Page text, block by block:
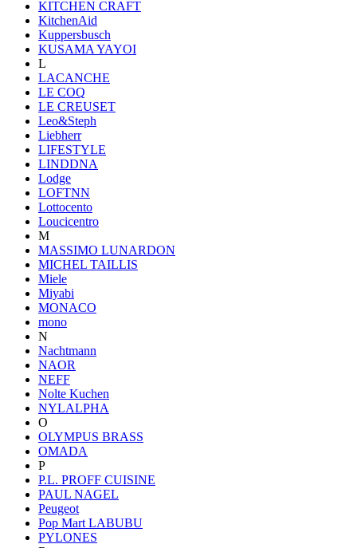
KITCHEN CRAFT
KitchenAid
Kuppersbusch
KUSAMA YAYOI
L
LACANCHE
LE COQ
LE CREUSET
Leo&Steph
Liebherr
LIFESTYLE
LINDDNA
Lodge
LOFTNN
Lottocento
Loucicentro
M
MASSIMO LUNARDON
MICHEL TAILLIS
Miele
Miyabi
MONACO
mono
N
Nachtmann
NAOR
NEFF
Nolte Kuchen
NYLALPHA
O
OLYMPUS BRASS
OMADA
P
P.L. PROFF CUISINE
PAUL NAGEL
Peugeot
Pop Mart LABUBU
PYLONES